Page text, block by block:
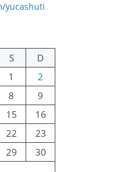
yucashuti
S
D
1
2
8
9
15
16
22
23
29
30